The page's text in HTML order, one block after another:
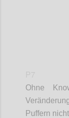
Ohne
Puffern